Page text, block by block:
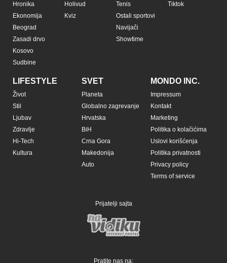
Hronika
Ekonomija
Beograd
Zasadi drvo
Kosovo
Sudbine
Holivud
Kviz
Tenis
Ostali sportovi
Navijači
Showtime
Tiktok
LIFESTYLE
Život
Stil
Ljubav
Zdravlje
Hi-Tech
Kultura
SVET
Planeta
Globalno zagrevanje
Hrvatska
BiH
Crna Gora
Makedonija
Auto
MONDO INC.
Impressum
Kontakt
Marketing
Politika o kolačićima
Uslovi korišćenja
Politika privatnosti
Privacy policy
Terms of service
Prijatelji sajta
Pratite nas na: